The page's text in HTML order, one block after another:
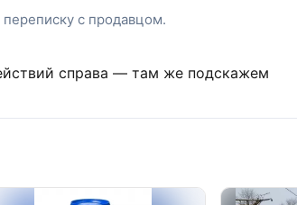
с продавцом.
справа — там же подскажем